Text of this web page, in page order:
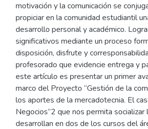
motivación y la comunicación se
propiciar en la comunidad estudiantil
desarrollo personal y académico.
significativos mediante un proceso
disposición, disfrute y
profesorado que evidencie entrega y
este artículo es presentar un primer
marco del Proyecto “Gestión de la
los aportes de la mercadotecnia. El
Negocios”2 que nos permita
desarrollan en dos de los cursos del